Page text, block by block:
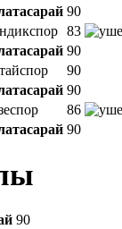
90
83
90
90
90
86
90
90